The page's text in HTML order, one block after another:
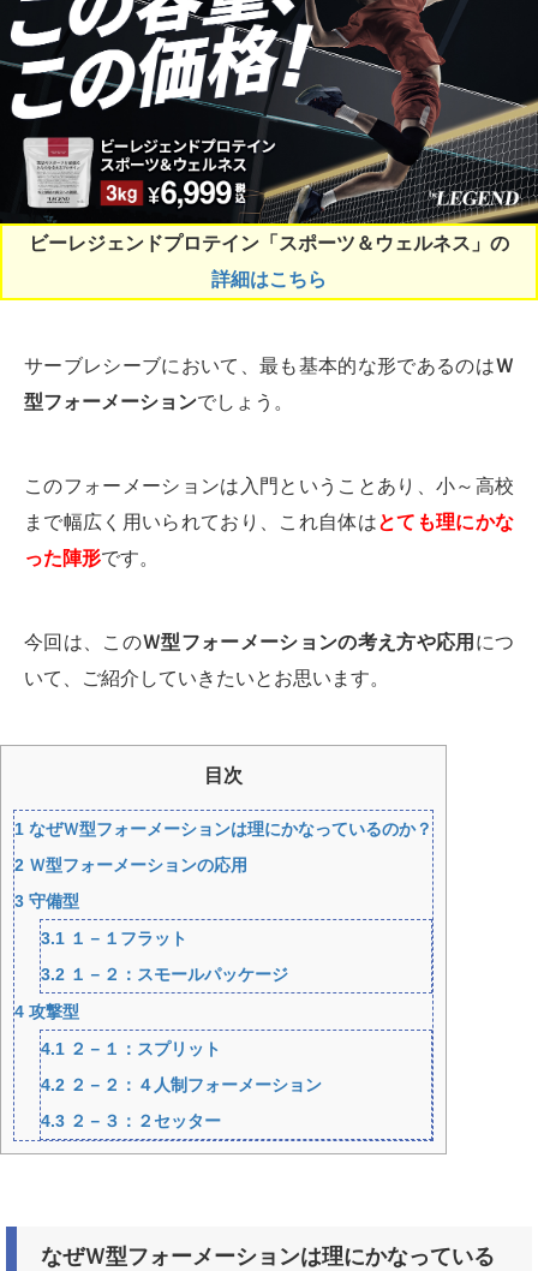
ビーレジェンドプロテイン「スポーツ＆ウェルネス」の
詳細はこちら
サーブレシーブにおいて、最も基本的な形であるのはＷ
型フォーメーションでしょう。
このフォーメーションは入門ということあり、小～高校
まで幅広く用いられており、これ自体はとても理にかな
った陣形です。
今回は、このＷ型フォーメーションの考え方や応用 につ
いて、ご紹介していきたいとお思います。
目次
1 なぜＷ型フォーメーションは理にかなっているのか？
2 Ｗ型フォーメーションの応用
3 守備型
3.1 １－１フラット
3.2 １－２：スモールパッケージ
4 攻撃型
4.1 ２－１：スプリット
4.2 ２－２：４人制フォーメーション
4.3 ２－３：２セッター
なぜＷ型フォーメーションは理にかなっている